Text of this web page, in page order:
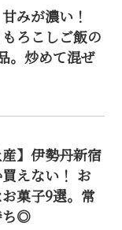
甘みが濃い！
ろこしご飯の
。炒めて混ぜ
産】伊勢丹新宿
えない！ お
菓子9選。常
ち◎